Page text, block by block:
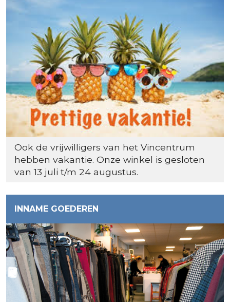
Ook de vrijwilligers van het Vincentrum
hebben vakantie. Onze winkel is gesloten
van 13 juli t/m 24 augustus.
INNAME GOEDEREN